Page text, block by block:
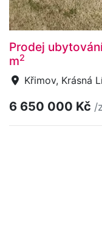
Prodej
m2
Křimov, Krásná
6 650 000 Kč /